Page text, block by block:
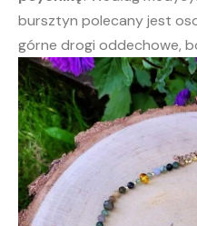
bursztyn polecany jest
górne drogi oddechowe,